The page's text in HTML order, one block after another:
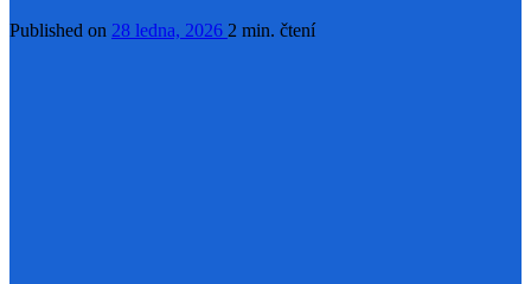
Published on 28 ledna, 2026 2 min. čtení